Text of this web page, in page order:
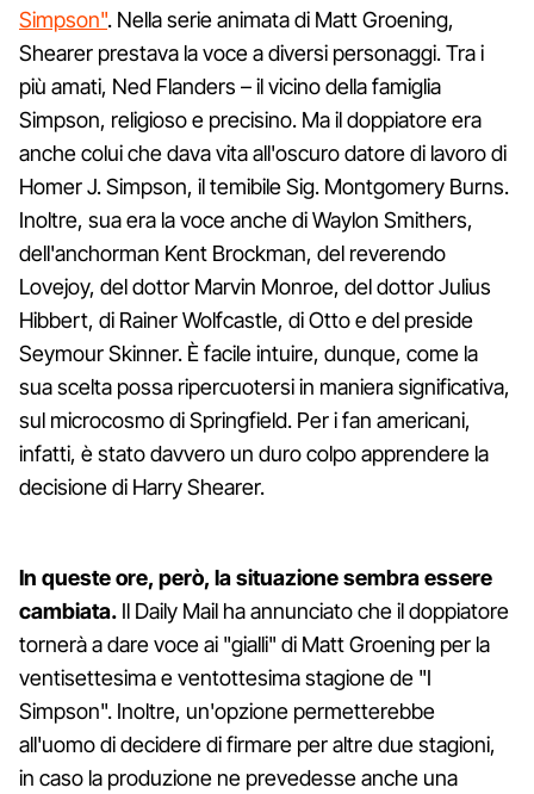
Simpson". Nella serie animata di Matt Groening,
Shearer prestava la voce a diversi personaggi. Tra i
più amati, Ned Flanders – il vicino della famiglia
Simpson, religioso e precisino. Ma il doppiatore era
anche colui che dava vita all'oscuro datore di lavoro di
Homer J. Simpson, il temibile Sig. Montgomery Burns.
Inoltre, sua era la voce anche di Waylon Smithers,
dell'anchorman Kent Brockman, del reverendo
Lovejoy, del dottor Marvin Monroe, del dottor Julius
Hibbert, di Rainer Wolfcastle, di Otto e del preside
Seymour Skinner. È facile intuire, dunque, come la
sua scelta possa ripercuotersi in maniera significativa,
sul microcosmo di Springfield. Per i fan americani,
infatti, è stato davvero un duro colpo apprendere la
decisione di Harry Shearer.
In queste ore, però, la situazione sembra essere
cambiata. Il Daily Mail ha annunciato che il doppiatore
tornerà a dare voce ai "gialli" di Matt Groening per la
ventisettesima e ventottesima stagione de "I
Simpson". Inoltre, un'opzione permetterebbe
all'uomo di decidere di firmare per altre due stagioni,
in caso la produzione ne prevedesse anche una